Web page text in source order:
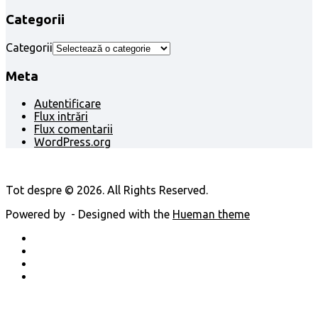
Categorii
Categorii
Meta
Autentificare
Flux intrări
Flux comentarii
WordPress.org
Tot despre © 2026. All Rights Reserved.
Powered by - Designed with the Hueman theme